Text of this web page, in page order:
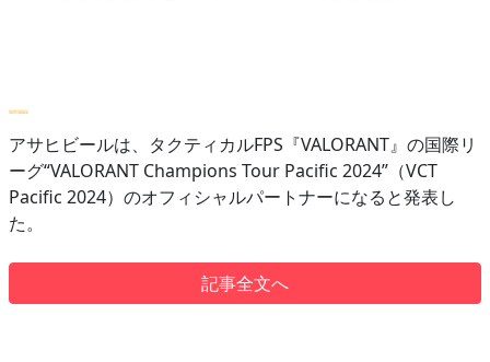
アサヒビールは、タクティカルFPS『VALORANT』の国際リ
ーグ“VALORANT Champions Tour Pacific 2024”（VCT
Pacific 2024）のオフィシャルパートナーになると発表し
た。
記事全文へ